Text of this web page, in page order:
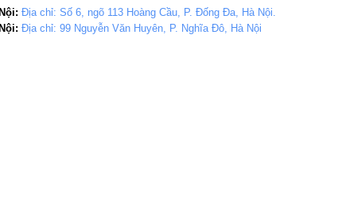
Địa chỉ: Số 6, ngõ 113 Hoàng Cầu, P. Đống Đa, Hà Nội.
Địa chỉ: 99 Nguyễn Văn Huyên, P. Nghĩa Đô, Hà Nội